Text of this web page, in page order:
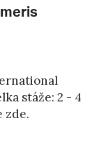
stáže: 2 - 4
zde.